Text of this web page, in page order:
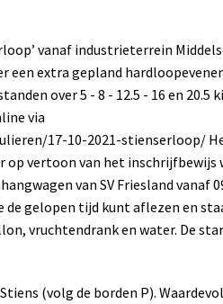
vanaf industrieterrein
een extra gepland
over 5 - 8 - 12.5 - 16 en 20.5
via
17-10-2021-stienserloop/
vertoon van het inschrijfbewijs
van SV Friesland vanaf
gelopen tijd kunt aflezen en
vruchtendrank en water. De
(volg de borden P).